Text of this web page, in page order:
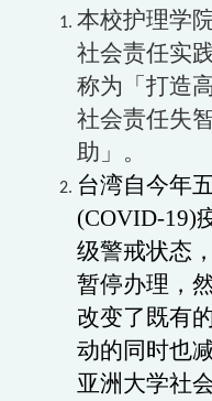
本校护理学
社会责任实
称为「打造
社会责任失
助」。
台湾自今年
(COVID-19)
级警戒状态
暂停办理，
改变了既有
动的同时也
亚洲大学社